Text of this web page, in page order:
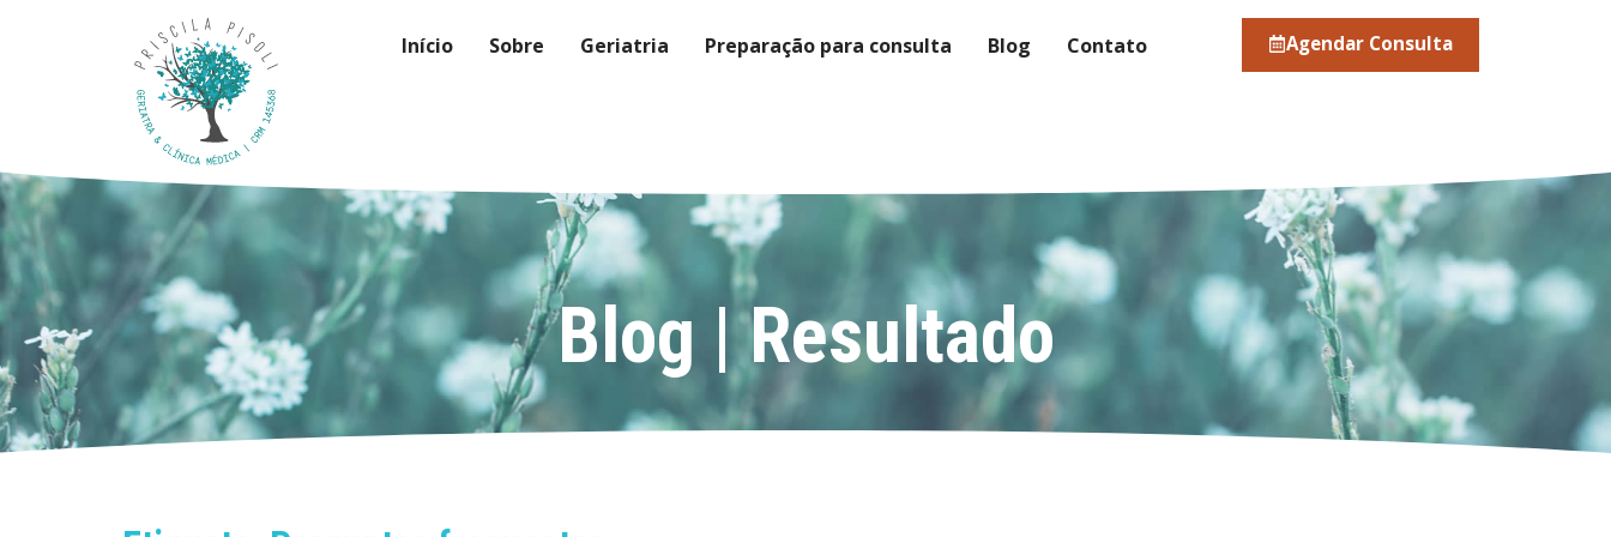
Início Sobre Geriatria Preparação para consulta Blog Contato Agendar Consulta
Blog | Resultado